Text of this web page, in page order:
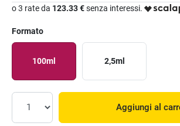
o 3 rate da 123.33 €senza interessi.
Formato
100ml 2,5ml
Aggiungi al